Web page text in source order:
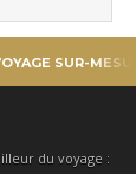
SUR-
du voyage :